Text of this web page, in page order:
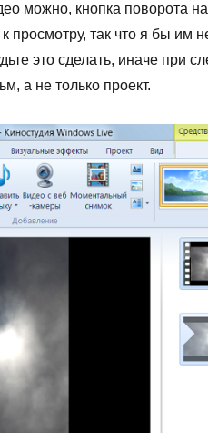
можно, кнопка поворота
к просмотру, так что я бы им
это сделать, иначе при
а не только проект.